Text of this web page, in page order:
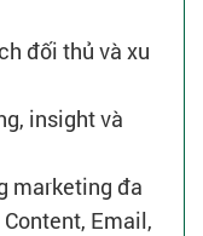
đối thủ và xu
insight và
marketing đa
Email,